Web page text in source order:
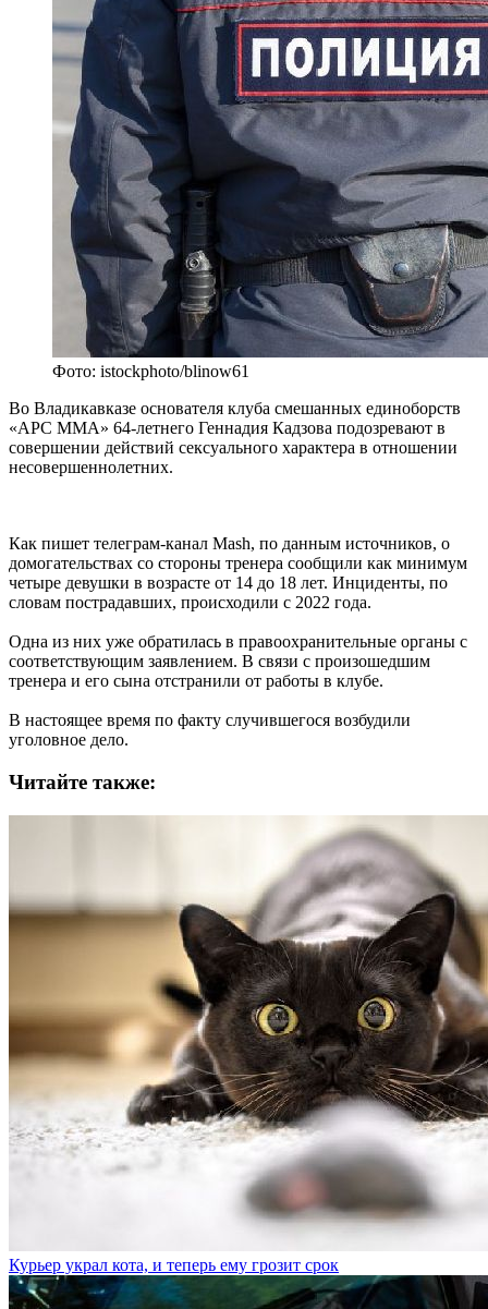
Фото: istockphoto/blinow61
Во Владикавказе основателя клуба смешанных единоборств
«АРС ММА» 64-летнего Геннадия Кадзова подозревают в
совершении действий сексуального характера в отношении
несовершеннолетних.
Как пишет телеграм-канал Mash, по данным источников, о
домогательствах со стороны тренера сообщили как минимум
четыре девушки в возрасте от 14 до 18 лет. Инциденты, по
словам пострадавших, происходили с 2022 года.
Одна из них уже обратилась в правоохранительные органы с
соответствующим заявлением. В связи с произошедшим
тренера и его сына отстранили от работы в клубе.
В настоящее время по факту случившегося возбудили
уголовное дело.
Читайте также:
Курьер украл кота, и теперь ему грозит срок